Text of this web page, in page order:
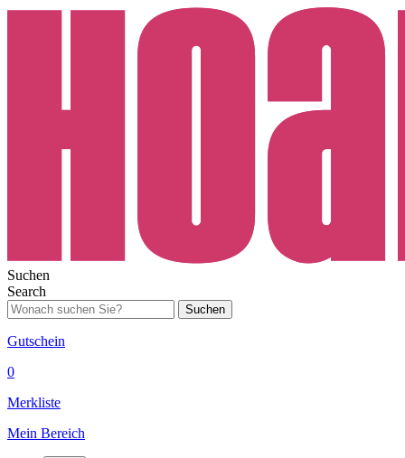
Suchen
Search
Suchen
Gutschein
0
Merkliste
Mein Bereich